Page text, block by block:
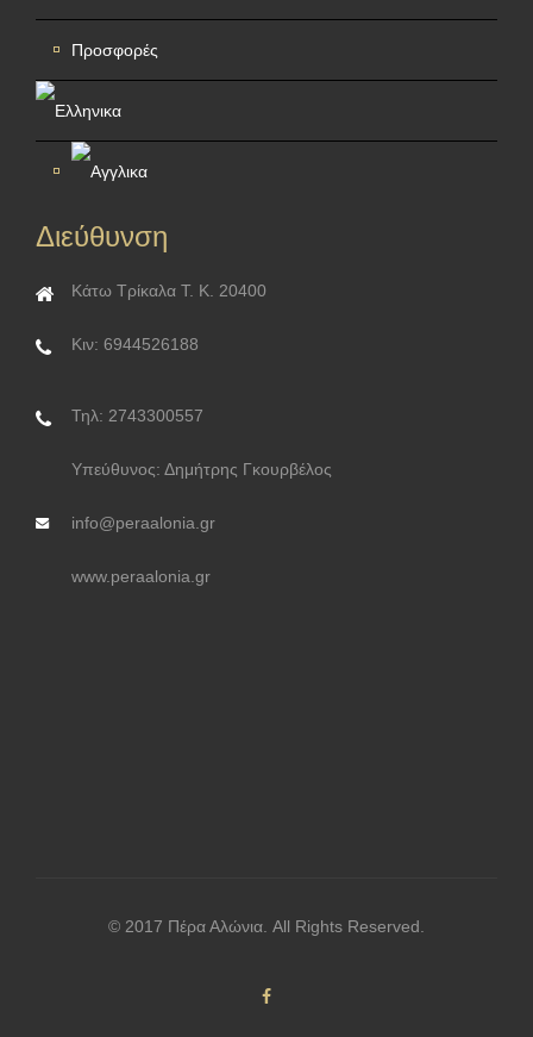
Προσφορές
Διεύθυνση
Κάτω Τρίκαλα Τ. Κ. 20400
Κιν: 6944526188
Τηλ: 2743300557
Υπεύθυνος: Δημήτρης Γκουρβέλος
info@peraalonia.gr
www.peraalonia.gr
© 2017 Πέρα Αλώνια. All Rights Reserved.